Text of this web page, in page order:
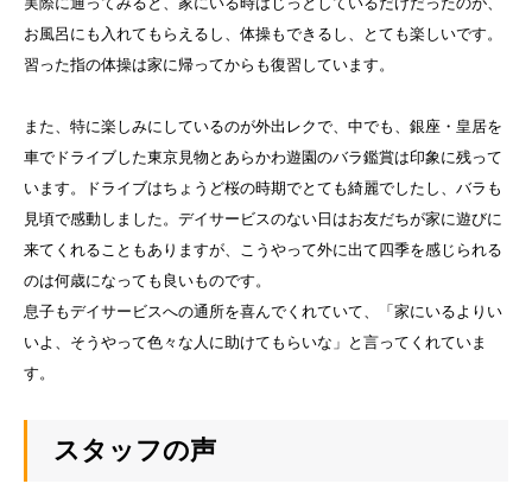
お風呂にも入れてもらえるし、体操もできるし、とても楽しいです。
習った指の体操は家に帰ってからも復習しています。
また、特に楽しみにしているのが外出レクで、中でも、銀座・皇居を
車でドライブした東京見物とあらかわ遊園のバラ鑑賞は印象に残って
います。ドライブはちょうど桜の時期でとても綺麗でしたし、バラも
見頃で感動しました。デイサービスのない日はお友だちが家に遊びに
来てくれることもありますが、こうやって外に出て四季を感じられる
のは何歳になっても良いものです。
息子もデイサービスへの通所を喜んでくれていて、「家にいるよりい
いよ、そうやって色々な人に助けてもらいな」と言ってくれていま
す。
スタッフの声